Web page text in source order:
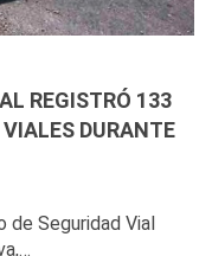
REGISTRÓ 133
DURANTE
de Seguridad Vial